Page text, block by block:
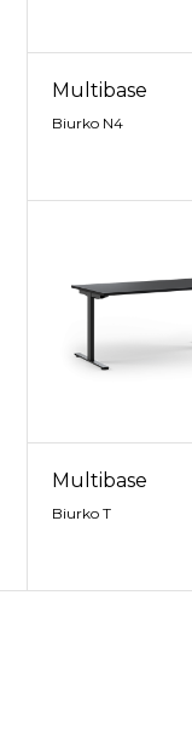
Multibase
Biurko N4
Multibase
Biurko T